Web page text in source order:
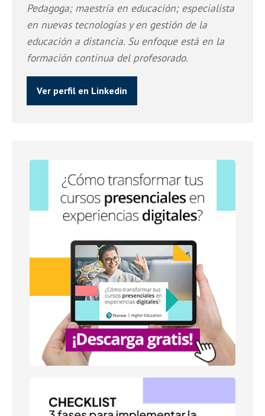
Pedagoga; maestría en educación; especialista
en nuevas tecnologías y en gestión de la
educación a distancia. Su enfoque está en la
formación continua del profesorado.
Ver perfil en Linkedin